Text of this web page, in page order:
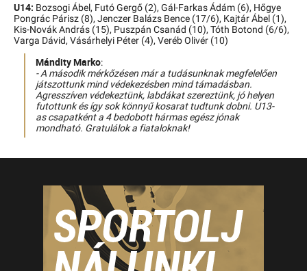
U14: Bozsogi Ábel, Futó Gergő (2), Gál-Farkas Ádám (6), Hőgye
Pongrác Párisz (8), Jenczer Balázs Bence (17/6), Kajtár Ábel (1),
Kis-Novák András (15), Puszpán Csanád (10), Tóth Botond (6/6),
Varga Dávid, Vásárhelyi Péter (4), Veréb Olivér (10)
Mándity Marko:
- A második mérkőzésen már a tudásunknak megfelelően
játszottunk mind védekezésben mind támadásban.
Agresszíven védekeztünk, labdákat szereztünk, jó helyen
futottunk és így sok könnyű kosarat tudtunk dobni. U13-
as csapatként a 4 bedobott hármas egész jónak
mondható. Gratulálok a fiataloknak!